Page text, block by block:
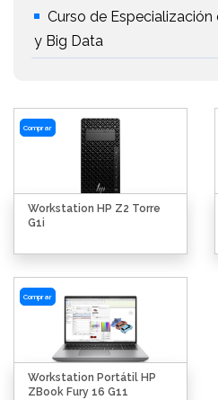
Curso de
y Big Data
Comprar
Workstation HP Z2 Torre
G1i
Comprar
Workstation Portátil HP
ZBook Fury 16 G11